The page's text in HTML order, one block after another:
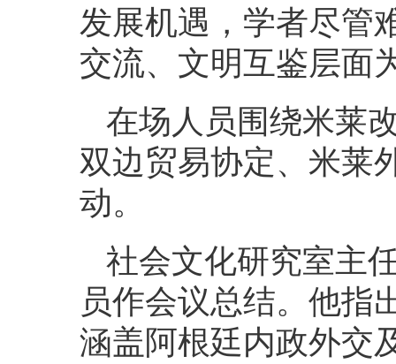
发展机遇，学者尽管
交流、文明互鉴层面
在场人员围绕米莱
双边贸易协定、米莱
动。
社会文化研究室主
员作会议总结。他指
涵盖阿根廷内政外交